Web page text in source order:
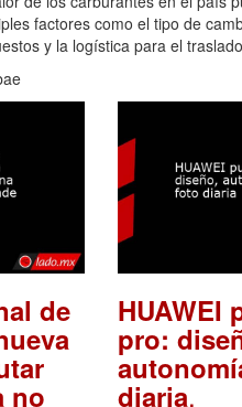
factores como el tipo de
y la logística para el traslado
de
no
HUAWEI
pro:
diaria.